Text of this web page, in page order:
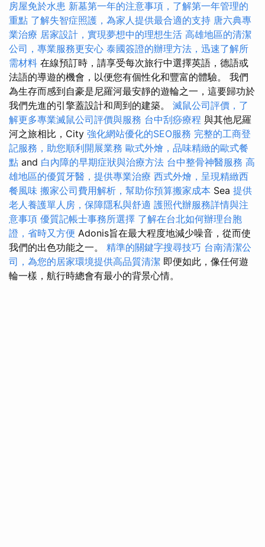
房屋免於水患 新墓第一年的注意事項，了解第一年管理的
重點 了解失智症照護，為家人提供最合適的支持 唐六典專
業治療 居家設計，實現夢想中的理想生活 高雄地區的清潔
公司，專業服務更安心 泰國簽證的辦理方法，迅速了解所
需材料 在線預訂時，請享受每次旅行中選擇英語，德語或
法語的導遊的機會，以便您有個性化和豐富的體驗。 我們
為生存而感到自豪是尼羅河最安靜的遊輪之一，這要歸功於
我們先進的引擎蓋設計和周到的建築。 滅鼠公司評價，了
解更多專業滅鼠公司評價與服務 台中刮痧療程 與其他尼羅
河之旅相比，City 強化網站優化的SEO服務 完整的工商登
記服務，助您順利開展業務 歐式外燴，品味精緻的歐式餐
點 and 白內障的早期症狀與治療方法 台中整骨神醫服務 高
雄地區的優質牙醫，提供專業治療 西式外燴，呈現精緻西
餐風味 搬家公司費用解析，幫助你預算搬家成本 Sea 提供
老人養護單人房，保障隱私與舒適 護照代辦服務詳情與注
意事項 優質記帳士事務所選擇 了解在台北如何辦理台胞
證，省時又方便 Adonis旨在最大程度地減少噪音，從而使
我們的出色功能之一。 精準的關鍵字搜尋技巧 台南清潔公
司，為您的居家環境提供高品質清潔 即便如此，像任何遊
輪一樣，航行時總會有最小的背景心情。